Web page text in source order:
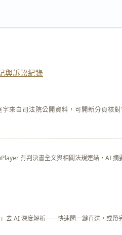
與訴訟紀錄
字來自司法院公開資料，可開新分頁核對
有判決書全文與相關法規連結，AI 摘
去 AI 深度解析——快速問一鍵直送，或帶